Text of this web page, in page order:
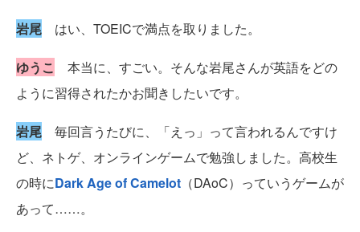
岩尾 はい、TOEICで満点を取りました。
ゆうこ 本当に、すごい。そんな岩尾さんが英語をどの
ように習得されたかお聞きしたいです。
岩尾 毎回言うたびに、「えっ」って言われるんですけ
ど、ネトゲ、オンラインゲームで勉強しました。高校生
の時にDark Age of Camelot （DAoC）っていうゲームが
あって……。